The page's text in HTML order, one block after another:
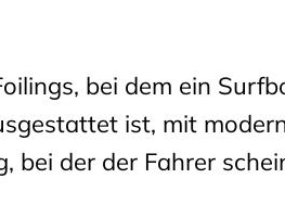
bei dem ein
ist, mit
bei der der Fahrer